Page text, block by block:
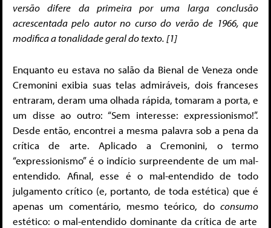
versão difere da primeira por uma larga conclusão
acrescentada pelo autor no curso do verão de 1966, que
modifica a tonalidade geral do texto. [1]
Enquanto eu estava no salão da Bienal de Veneza onde
Cremonini exibia suas telas admiráveis, dois franceses
entraram, deram uma olhada rápida, tomaram a porta, e
um disse ao outro: “Sem interesse: expressionismo!”.
Desde então, encontrei a mesma palavra sob a pena da
crítica de arte. Aplicado a Cremonini, o termo
“expressionismo” é o indício surpreendente de um mal-
entendido. Afinal, esse é o mal-entendido de todo
julgamento crítico (e, portanto, de toda estética) que é
apenas um comentário, mesmo teórico, do consumo
estético: o mal-entendido dominante da crítica de arte